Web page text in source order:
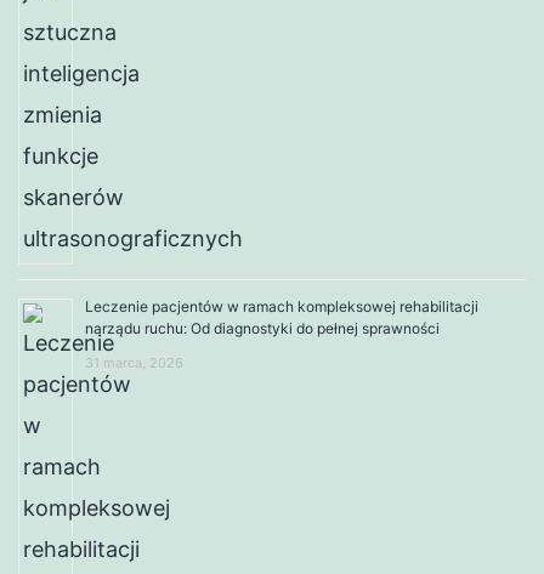
Leczenie pacjentów w ramach kompleksowej rehabilitacji
narządu ruchu: Od diagnostyki do pełnej sprawności
31 marca, 2026